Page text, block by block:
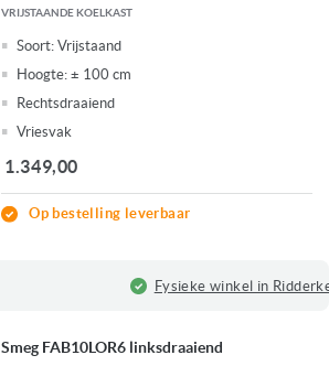
VRIJSTAANDE KOELKAST
Soort: Vrijstaand
Hoogte: ± 100 cm
Rechtsdraaiend
Vriesvak
1.349,00
Op bestelling leverbaar
Fysieke winkel in Ridderkerk
Smeg FAB10LOR6 linksdraaiend